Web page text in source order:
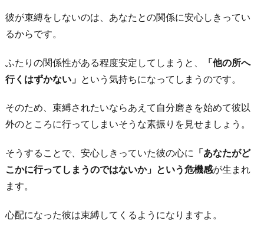
連
絡
が
と
な
い
況
を
作
彼が束縛をしないのは、あなたとの関係に安心しきってい
るからです。
ふたりの関係性がある程度安定してしまうと、
「他の所へ
行くはずかない」 という気持ちになってしまうのです。
そのため、束縛されたいならあえて自分磨きを始めて彼以
外のところに行ってしまいそうな素振りを見せましょう。
そうすることで、安心しきっていた彼の心に 「あなたがど
こかに行ってしまうのではないか」という危機感が生まれ
ます。
心配になった彼は束縛してくるようになりますよ。